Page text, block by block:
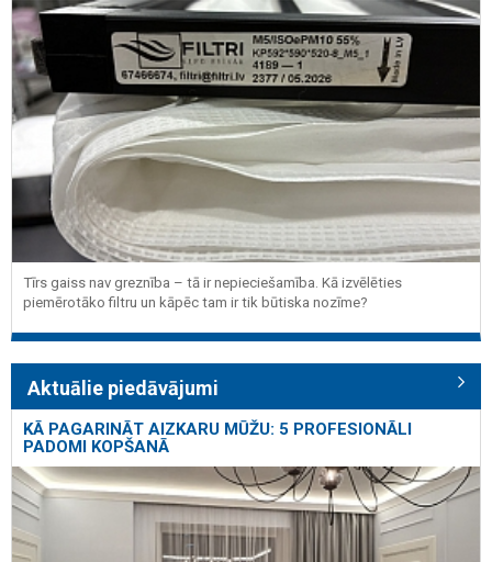
Tīrs gaiss nav greznība – tā ir nepieciešamība. Kā izvēlēties
piemērotāko filtru un kāpēc tam ir tik būtiska nozīme?
Aktuālie piedāvājumi
KĀ PAGARINĀT AIZKARU MŪŽU: 5 PROFESIONĀLI
PADOMI KOPŠANĀ